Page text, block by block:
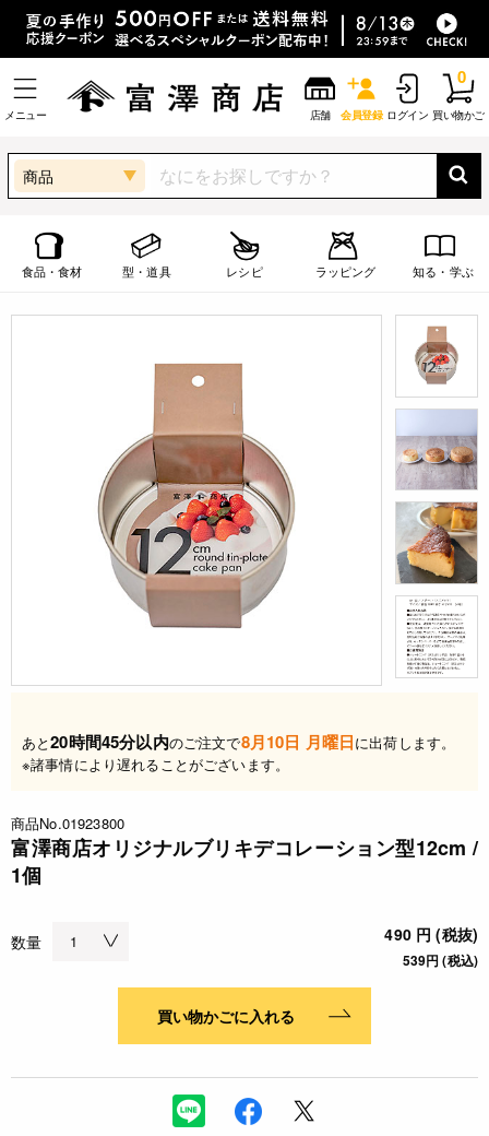
メニュー 店舗 会員登録 ログイン 買い物かご
0
商品
食品・食材 型・道具 レシピ ラッピング 知る・学ぶ
あと20時間45分以内のご注文で8月10日 月曜日に出荷します。
※諸事情により遅れることがございます。
商品No.01923800
富澤商店オリジナルブリキデコレーション型12cm /
1個
数量 490 円 (税抜)
539円 (税込)
買い物かごに入れる